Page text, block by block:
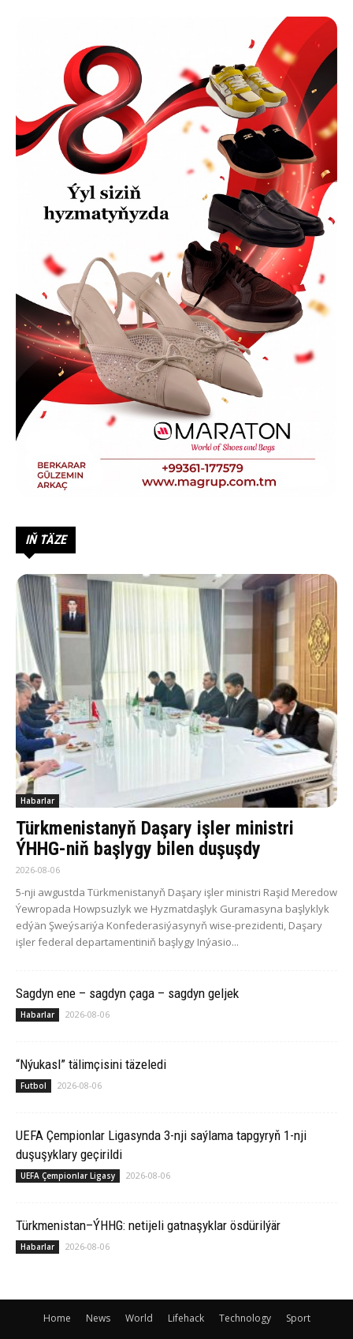
IŇ TÄZE
Habarlar
Türkmenistanyň Daşary işler ministri
ÝHHG-niň başlygy bilen duşuşdy
2026-08-06
5-nji awgustda Türkmenistanyň Daşary işler ministri Raşid Meredow
Ýewropada Howpsuzlyk we Hyzmatdaşlyk Guramasyna başlyklyk
edýän Şweýsariýa Konfederasiýasynyň wise-prezidenti, Daşary
işler federal departamentiniň başlygy Inýasio...
Sagdyn ene – sagdyn çaga – sagdyn geljek
Habarlar 2026-08-06
“Nýukasl” tälimçisini täzeledi
Futbol 2026-08-06
UEFA Çempionlar Ligasynda 3-nji saýlama tapgyryň 1-nji
duşuşyklary geçirildi
UEFA Çempionlar Ligasy 2026-08-06
Türkmenistan–ÝHHG: netijeli gatnaşyklar ösdürilýär
Habarlar 2026-08-06
Home News World Lifehack Technology Sport